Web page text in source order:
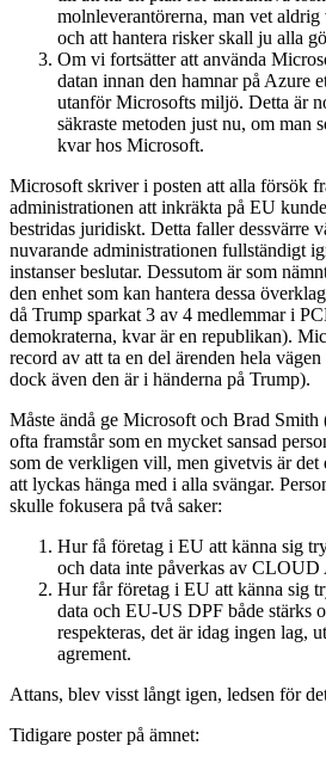
molnleverantörerna, man vet aldrig
och att hantera risker skall ju alla
Om vi fortsätter att använda
datan innan den hamnar på Azure
utanför Microsofts miljö. Detta är
säkraste metoden just nu, om man
kvar hos Microsoft.
Microsoft skriver i posten att alla försök
administrationen att inkräkta på EU
bestridas juridiskt. Detta faller dessvärre
nuvarande administrationen fullständigt
instanser beslutar. Dessutom är som
den enhet som kan hantera dessa
då Trump sparkat 3 av 4 medlemmar i
demokraterna, kvar är en republikan).
record av att ta en del ärenden hela
dock även den är i händerna på Trump).
Måste ändå ge Microsoft och Brad Smith
ofta framstår som en mycket sansad
som de verkligen vill, men givetvis är det
att lyckas hänga med i alla svängar.
skulle fokusera på två saker:
Hur få företag i EU att känna sig
och data inte påverkas av CLOUD
Hur får företag i EU att känna sig
data och EU-US DPF både stärks
respekteras, det är idag ingen lag,
agrement.
Attans, blev visst långt igen, ledsen för
Tidigare poster på ämnet: